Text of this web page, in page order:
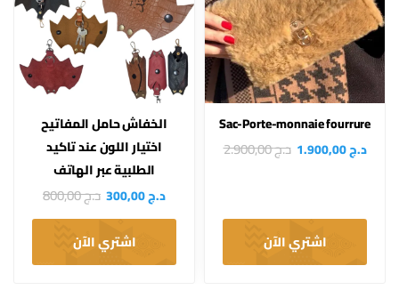
Sac-Porte-monnaie fourrure
د.ج1.900,00 د.ج2.900,00
اشتري الآن
الخفاش حامل المفاتيح
اختيار اللون عند تاكيد
الطلبية عبر الهاتف
د.ج
د.ج800,00
اشتري الآن